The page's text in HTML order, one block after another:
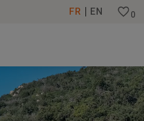
FR EN 0